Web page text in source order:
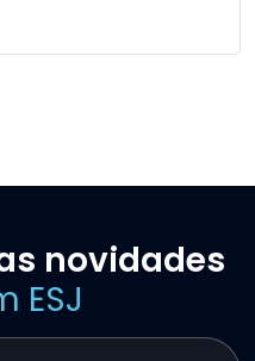
novidades
ESJ